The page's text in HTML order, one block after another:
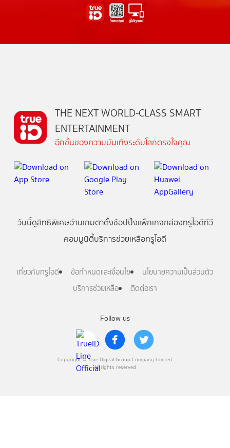
Follow us
Copyright © True Digital Group Company Limited.
All rights reserved
THE NEXT WORLD-CLASS SMART
ENTERTAINMENT
อีกขั้นของความบันเทิงระดับโลกตรงใจคุณ
วันนี้ดูสิทธิพิเศษอ่านเกมตาตั้งช้อปปิ้งแพ็กเกจกล่องทรูไอดีทีวี
คอมมูนิตี้บริการช่วยเหลือทรูไอดี
เกี่ยวกับทรูไอดี ข้อกำหนดและเงื่อนไข
นโยบายความเป็นส่วนตัว
บริการช่วยเหลือ
ติดต่อเรา